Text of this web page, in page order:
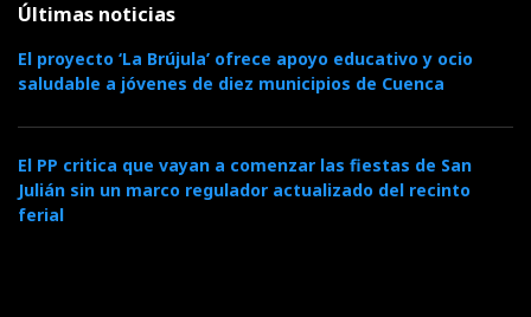
Últimas noticias
El proyecto ‘La Brújula’ ofrece apoyo educativo y ocio
saludable a jóvenes de diez municipios de Cuenca
El PP critica que vayan a comenzar las fiestas de San
Julián sin un marco regulador actualizado del recinto
ferial